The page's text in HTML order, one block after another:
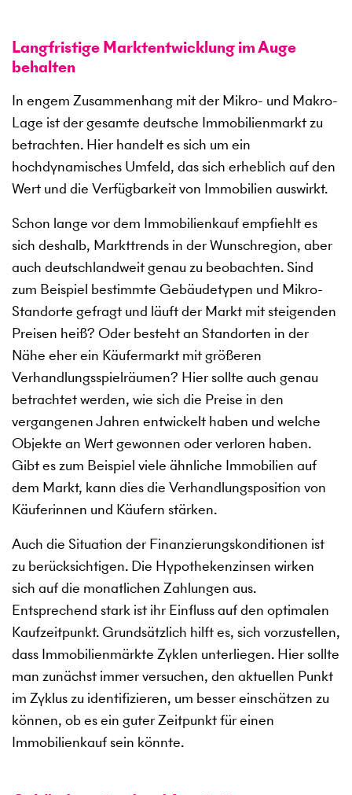
Langfristige Marktentwicklung im Auge
behalten
In engem Zusammenhang mit der Mikro- und Makro-
Lage ist der gesamte deutsche Immobilienmarkt zu
betrachten. Hier handelt es sich um ein
hochdynamisches Umfeld, das sich erheblich auf den
Wert und die Verfügbarkeit von Immobilien auswirkt.
Schon lange vor dem Immobilienkauf empfiehlt es
sich deshalb, Markttrends in der Wunschregion, aber
auch deutschlandweit genau zu beobachten. Sind
zum Beispiel bestimmte Gebäudetypen und Mikro-
Standorte gefragt und läuft der Markt mit steigenden
Preisen heiß? Oder besteht an Standorten in der
Nähe eher ein Käufermarkt mit größeren
Verhandlungsspielräumen? Hier sollte auch genau
betrachtet werden, wie sich die Preise in den
vergangenen Jahren entwickelt haben und welche
Objekte an Wert gewonnen oder verloren haben.
Gibt es zum Beispiel viele ähnliche Immobilien auf
dem Markt, kann dies die Verhandlungsposition von
Käuferinnen und Käufern stärken.
Auch die Situation der Finanzierungskonditionen ist
zu berücksichtigen. Die Hypothekenzinsen wirken
sich auf die monatlichen Zahlungen aus.
Entsprechend stark ist ihr Einfluss auf den optimalen
Kaufzeitpunkt. Grundsätzlich hilft es, sich vorzustellen,
dass Immobilienmärkte Zyklen unterliegen. Hier sollte
man zunächst immer versuchen, den aktuellen Punkt
im Zyklus zu identifizieren, um besser einschätzen zu
können, ob es ein guter Zeitpunkt für einen
Immobilienkauf sein könnte.